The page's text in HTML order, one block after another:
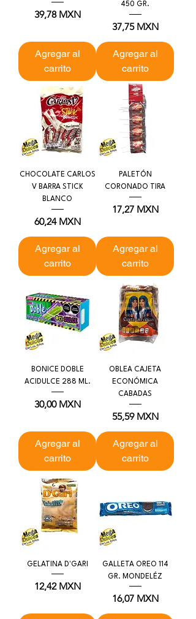
Precio
39,78 MXN
Agregar al
carrito
450 GR.
Precio
37,75 MXN
Agregar al
carrito
CHOCOLATE CARLOS
V BARRA STICK
BLANCO
Precio
60,24 MXN
Agregar al
carrito
PALETÓN
CORONADO TIRA
Precio
17,27 MXN
Agregar al
carrito
BONICE DOBLE
ACIDULCE 288 ML.
Precio
30,00 MXN
Agregar al
carrito
OBLEA CAJETA
ECONÓMICA
CABADAS
Precio
55,59 MXN
Agregar al
carrito
GELATINA D'GARI
Precio
12,42 MXN
GALLETA OREO 114
GR. MONDELÉZ
Precio
16,07 MXN